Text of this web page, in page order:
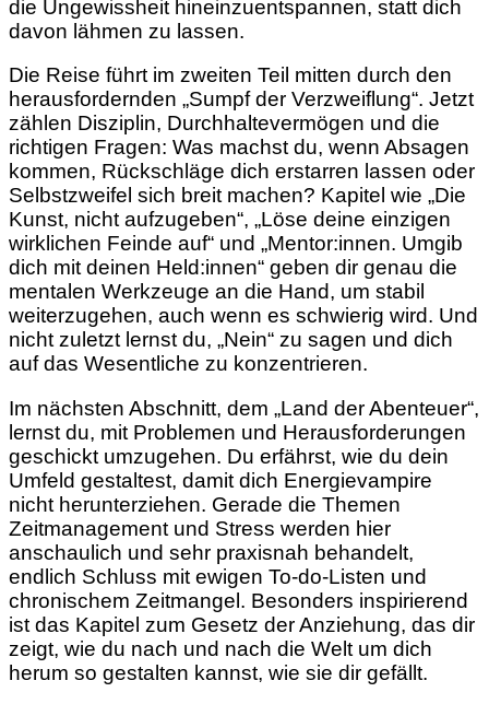
die Ungewissheit hineinzuentspannen, statt dich
davon lähmen zu lassen.
Die Reise führt im zweiten Teil mitten durch den
herausfordernden „Sumpf der Verzweiflung“. Jetzt
zählen Disziplin, Durchhaltevermögen und die
richtigen Fragen: Was machst du, wenn Absagen
kommen, Rückschläge dich erstarren lassen oder
Selbstzweifel sich breit machen? Kapitel wie „Die
Kunst, nicht aufzugeben“, „Löse deine einzigen
wirklichen Feinde auf“ und „Mentor:innen. Umgib
dich mit deinen Held:innen“ geben dir genau die
mentalen Werkzeuge an die Hand, um stabil
weiterzugehen, auch wenn es schwierig wird. Und
nicht zuletzt lernst du, „Nein“ zu sagen und dich
auf das Wesentliche zu konzentrieren.
Im nächsten Abschnitt, dem „Land der Abenteuer“,
lernst du, mit Problemen und Herausforderungen
geschickt umzugehen. Du erfährst, wie du dein
Umfeld gestaltest, damit dich Energievampire
nicht herunterziehen. Gerade die Themen
Zeitmanagement und Stress werden hier
anschaulich und sehr praxisnah behandelt,
endlich Schluss mit ewigen To-do-Listen und
chronischem Zeitmangel. Besonders inspirierend
ist das Kapitel zum Gesetz der Anziehung, das dir
zeigt, wie du nach und nach die Welt um dich
herum so gestalten kannst, wie sie dir gefällt.